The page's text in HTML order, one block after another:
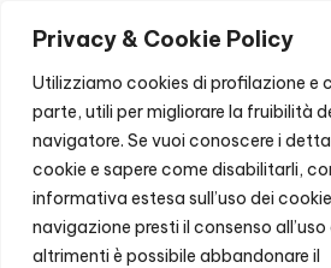
Privacy & Cookie Policy
Utilizziamo cookies di profilazione e
parte, utili per migliorare la fruibilità
navigatore. Se vuoi conoscere i
cookie e sapere come disabilitarli,
informativa estesa sull’uso dei
navigazione presti il consenso
altrimenti è possibile abbandonare il